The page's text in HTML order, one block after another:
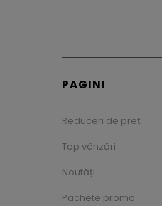
PAGINI
Reduceri de preț
Top vânzări
Noutăți
Pachete promo